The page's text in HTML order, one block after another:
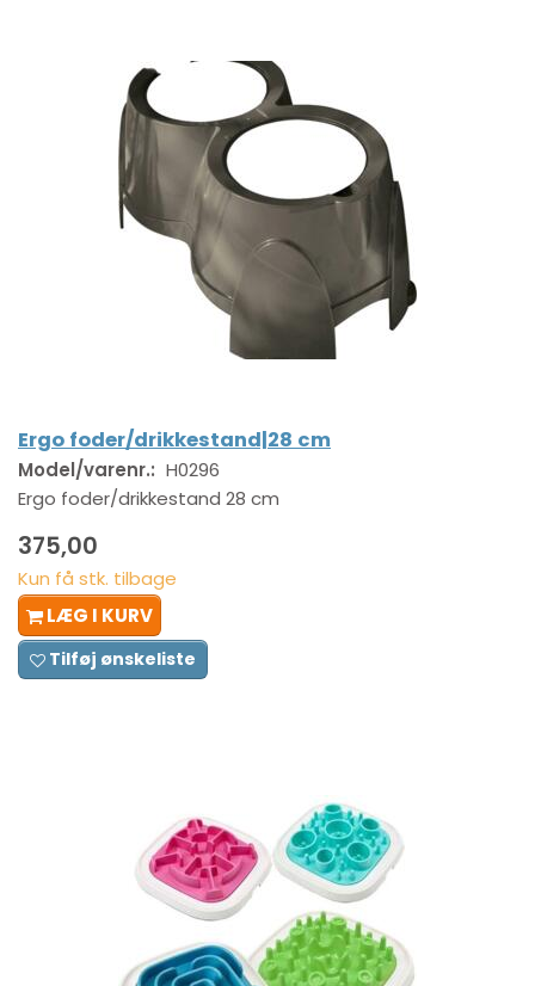
Ergo foder/drikkestand|28 cm
Model/varenr.: H0296
Ergo foder/drikkestand 28 cm
375,00
Kun få stk. tilbage
LÆG I KURV
Tilføj ønskeliste